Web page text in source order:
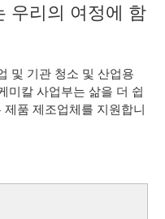
우리의 여정에 함
및 기관 청소 및 산업용
미칼 사업부는 삶을 더 쉽
품 제조업체를 지원합니